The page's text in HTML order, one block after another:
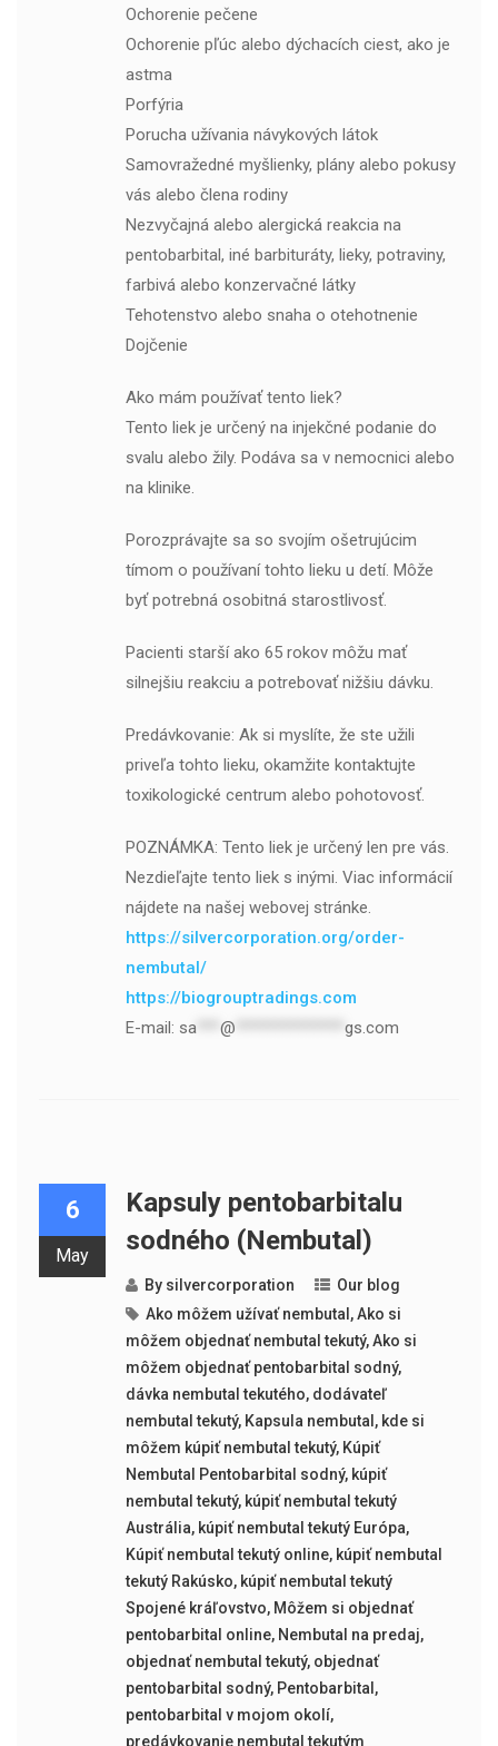
Ochorenie pečene
Ochorenie pľúc alebo dýchacích ciest, ako je
astma
Porfýria
Porucha užívania návykových látok
Samovražedné myšlienky, plány alebo pokusy
vás alebo člena rodiny
Nezvyčajná alebo alergická reakcia na
pentobarbital, iné barbituráty, lieky, potraviny,
farbivá alebo konzervačné látky
Tehotenstvo alebo snaha o otehotnenie
Dojčenie
Ako mám používať tento liek?
Tento liek je určený na injekčné podanie do
svalu alebo žily. Podáva sa v nemocnici alebo
na klinike.
Porozprávajte sa so svojím ošetrujúcim
tímom o používaní tohto lieku u detí. Môže
byť potrebná osobitná starostlivosť.
Pacienti starší ako 65 rokov môžu mať
silnejšiu reakciu a potrebovať nižšiu dávku.
Predávkovanie: Ak si myslíte, že ste užili
priveľa tohto lieku, okamžite kontaktujte
toxikologické centrum alebo pohotovosť.
POZNÁMKA: Tento liek je určený len pre vás.
Nezdieľajte tento liek s inými. Viac informácií
nájdete na našej webovej stránke.
https://silvercorporation.org/order-
nembutal/
https://biogrouptradings.com
E-mail: sa @ gs.com
6
May
Kapsuly pentobarbitalu
sodného (Nembutal)
By silvercorporation
Our blog
Ako môžem užívať nembutal ,Ako si
môžem objednať nembutal tekutý,Ako si
môžem objednať pentobarbital sodný,
dávka nembutal tekutého, dodávateľ
nembutal tekutý, Kapsula nembutal , kde si
môžem kúpiť nembutal tekutý, Kúpiť
Nembutal Pentobarbital sodný, kúpiť
nembutal tekutý, kúpiť nembutal tekutý
Austrália, kúpiť nembutal tekutý Európa,
Kúpiť nembutal tekutý online, kúpiť nembutal
tekutý Rakúsko, kúpiť nembutal tekutý
Spojené kráľovstvo, Môžem si objednať
pentobarbital online, Nembutal na predaj,
objednať nembutal tekutý, objednať
pentobarbital sodný, Pentobarbital ,
pentobarbital v mojom okolí,
predávkovanie nembutal tekutým